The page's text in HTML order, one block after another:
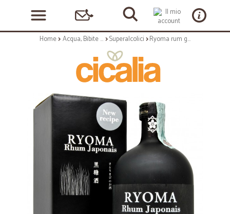
Home Acqua, Bibite e Alcolici Superalcolici Ryoma rum giapponese cl.70 astucciato